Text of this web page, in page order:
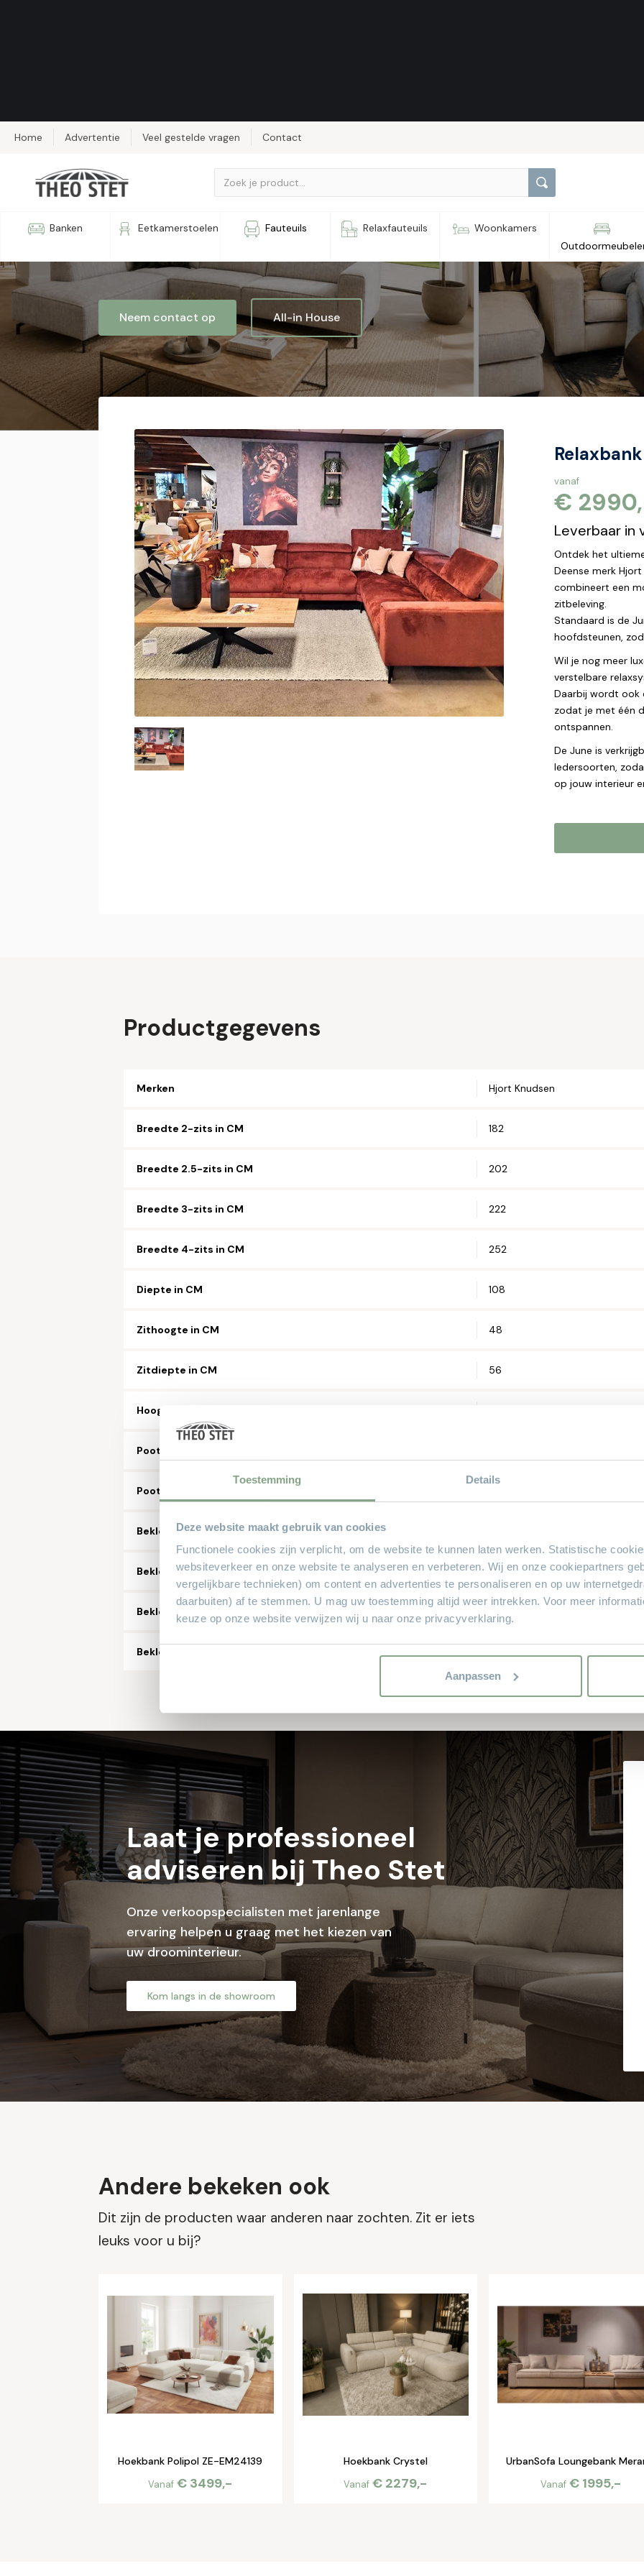
Toestemming Details
Deze website maakt gebruik van cookies
Functionele cookies zijn verplicht, om de website te kunnen laten werken. Statistische
websiteverkeer en onze website te analyseren en verbeteren. Wij en onze cookiepartners
vergelijkbare technieken) om content en advertenties te personaliseren en op uw
daarbuiten) af te stemmen. U mag uw toestemming altijd weer intrekken. Voor meer
keuze op onze website verwijzen wij u naar onze privacyverklaring.
Aanpassen
Home Advertentie Veel gestelde vragen Contact
Banken Eetkamerstoelen Fauteuils Relaxfauteuils
Woonkamers
Relaxbank June
Neem contact op All-in House
vanaf
€
Leverbaar in
Ontdek het
Deense merk
combineert een
zitbeleving.
Standaard is de
hoofdsteunen,
Wil je nog meer
verstelbare
Daarbij wordt ook
zodat je met één
ontspannen.
De June is
ledersoorten,
op jouw interieur
Productgegevens
Merken Hjort Knudsen
Breedte 2-zits in CM 182
Breedte 2.5-zits in CM 202
Breedte 3-zits in CM 222
Breedte 4-zits in CM 252
Diepte in CM 108
Zithoogte in CM 48
Zitdiepte in CM 56
Hoogte in CM
Pootkleur
Poottype
Bekleding leder, aantal soorten/kleuren
Bekleding Microleder 50
Bekleding microvezelstof 50
Bekleding stof, aantal soorten/kleuren
Laat je professioneel
adviseren bij Theo Stet
Onze verkoopspecialisten met jarenlange
ervaring helpen u graag met het kiezen van
uw droominterieur.
Kom langs in de showroom
Andere bekeken ook
Dit zijn de producten waar anderen naar zochten. Zit er iets
leuks voor u bij?
Hoekbank Polipol ZE-EM24139
Vanaf € 3499,-
Hoekbank Crystel
Vanaf € 2279,-
UrbanSofa Loungebank
Vanaf € 1995,-